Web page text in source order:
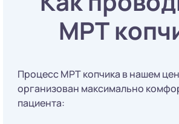
МРТ
Процесс МРТ копчика в нашем
организован максимально
пациента: